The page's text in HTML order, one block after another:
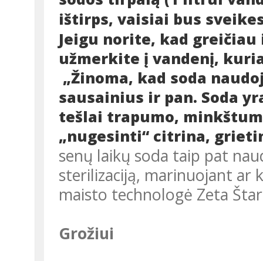
ištirps, vaisiai bus
Jeigu norite, kad
užmerkite į vandenį,
„Žinoma, kad soda
sausainius ir pan. Soda
tešlai trapumo,
„nugesinti“ citrina,
senų laikų soda taip pat
sterilizaciją, marinuojant ar
maisto technologė Zeta
Grožiui